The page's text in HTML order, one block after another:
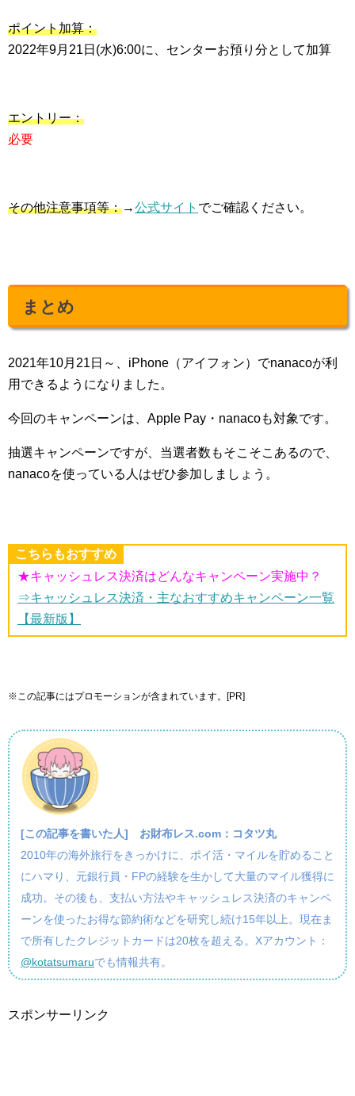
ポイント加算：
2022年9月21日(水)6:00に、センターお預り分として加算
エントリー：
必要
その他注意事項等：→公式サイト でご確認ください。
まとめ
2021年10月21日～、iPhone（アイフォン）でnanacoが利
用できるようになりました。
今回のキャンペーンは、Apple Pay・nanacoも対象です。
抽選キャンペーンですが、当選者数もそこそこあるので、
nanacoを使っている人はぜひ参加しましょう。
こちらもおすすめ
★キャッシュレス決済はどんなキャンペーン実施中？
⇒キャッシュレス決済・主なおすすめキャンペーン一覧
【最新版】
※この記事にはプロモーションが含まれています。[PR]
[この記事を書いた人] お財布レス.com：コタツ丸
2010年の海外旅行をきっかけに、ポイ活・マイルを貯めること
にハマり、元銀行員・FPの経験を生かして大量のマイル獲得に
成功。その後も、支払い方法やキャッシュレス決済のキャンペ
ーンを使ったお得な節約術などを研究し続け15年以上。現在ま
で所有したクレジットカードは20枚を超える。Xアカウント：
@kotatsumaruでも情報共有。
スポンサーリンク